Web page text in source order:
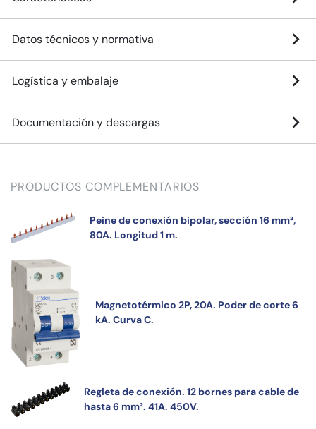
Datos técnicos y normativa
Logística y embalaje
Documentación y descargas
PRODUCTOS COMPLEMENTARIOS
Peine de conexión bipolar, sección 16 mm²,
80A. Longitud 1 m.
Magnetotérmico 2P, 20A. Poder de corte 6
kA. Curva C.
Regleta de conexión. 12 bornes para cable de
hasta 6 mm². 41A. 450V.